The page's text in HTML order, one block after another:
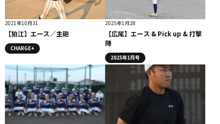
2021年10月31
【狛江】エース／主砲
CHARGE+
2025年1月28
【広尾】エース & Pick up & 打撃
陣
2025年1月号